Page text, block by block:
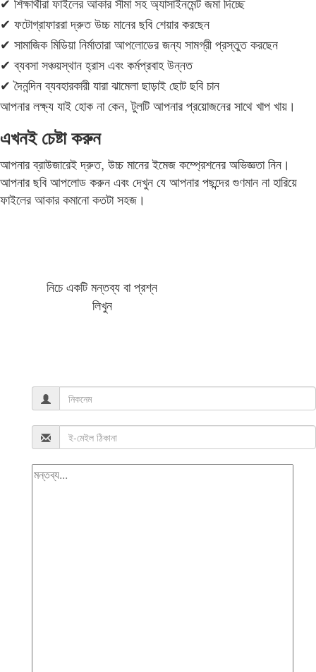
✔ ফটোগ্রাফাররা দ্রুত উচ্চ মানের ছবি শেয়ার করছেন
✔ সামাজিক মিডিয়া নির্মাতারা আপলোডের জন্য সামগ্রী প্রস্তুত করছেন
✔ ব্যবসা সঞ্চয়স্থান হ্রাস এবং কর্মপ্রবাহ উন্নত
✔ দৈনন্দিন ব্যবহারকারী যারা ঝামেলা ছাড়াই ছোট ছবি চান
আপনার লক্ষ্য যাই হোক না কেন, টুলটি আপনার প্রয়োজনের সাথে খাপ খায়।
এখনই চেষ্টা করুন
আপনার ব্রাউজারেই দ্রুত, উচ্চ মানের ইমেজ কম্প্রেশনের অভিজ্ঞতা নিন।
আপনার ছবি আপলোড করুন এবং দেখুন যে আপনার পছন্দের গুণমান না হারিয়ে
ফাইলের আকার কমানো কতটা সহজ।
নিচে একটি মন্তব্য বা প্রশ্ন
লিখুন